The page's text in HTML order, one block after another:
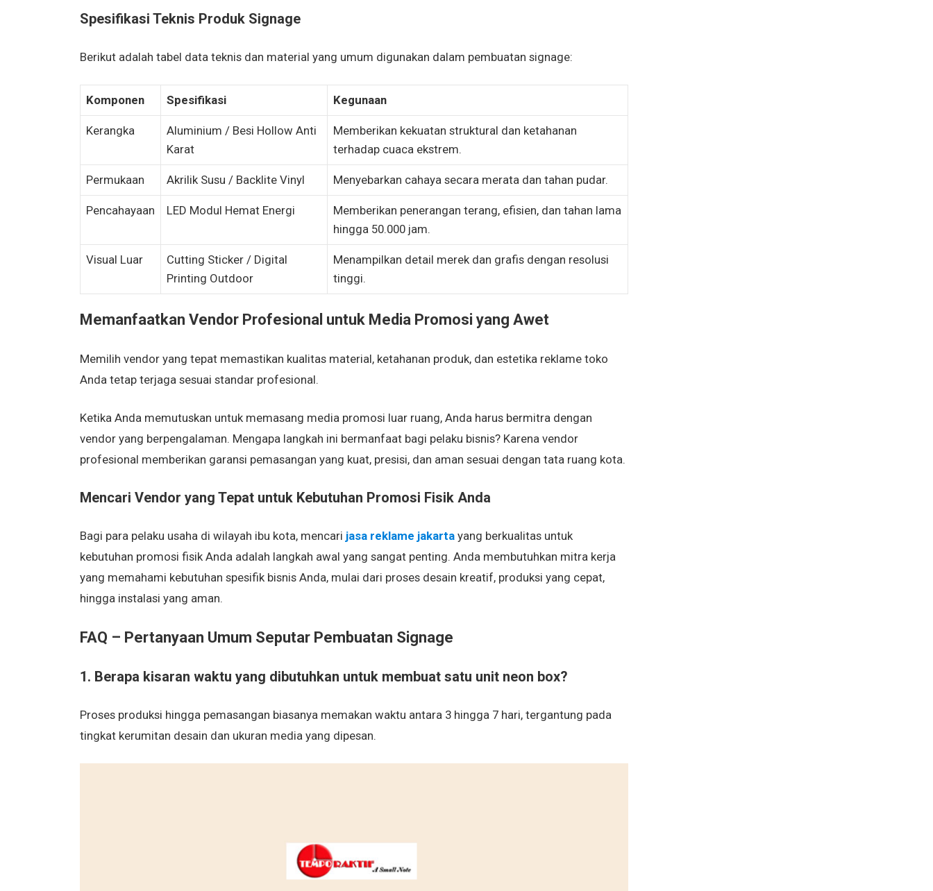
Spesifikasi Teknis Produk Signage
Berikut adalah tabel data teknis dan material yang umum digunakan dalam pembuatan signage:
Komponen Spesifikasi Kegunaan
Kerangka
Aluminium / Besi Hollow Anti
Karat
Memberikan kekuatan struktural dan ketahanan
terhadap cuaca ekstrem.
Permukaan Akrilik Susu / Backlite Vinyl Menyebarkan cahaya secara merata dan tahan pudar.
Pencahayaan LED Modul Hemat Energi
Memberikan penerangan terang, efisien, dan tahan lama
hingga 50.000 jam.
Visual Luar
Cutting Sticker / Digital
Printing Outdoor
Menampilkan detail merek dan grafis dengan resolusi
tinggi.
Memanfaatkan Vendor Profesional untuk Media Promosi yang Awet
Memilih vendor yang tepat memastikan kualitas material, ketahanan produk, dan estetika reklame toko
Anda tetap terjaga sesuai standar profesional.
Ketika Anda memutuskan untuk memasang media promosi luar ruang, Anda harus bermitra dengan
vendor yang berpengalaman. Mengapa langkah ini bermanfaat bagi pelaku bisnis? Karena vendor
profesional memberikan garansi pemasangan yang kuat, presisi, dan aman sesuai dengan tata ruang kota.
Mencari Vendor yang Tepat untuk Kebutuhan Promosi Fisik Anda
Bagi para pelaku usaha di wilayah ibu kota, mencari jasa reklame jakartayang berkualitas untuk
kebutuhan promosi fisik Anda adalah langkah awal yang sangat penting. Anda membutuhkan mitra kerja
yang memahami kebutuhan spesifik bisnis Anda, mulai dari proses desain kreatif, produksi yang cepat,
hingga instalasi yang aman.
FAQ – Pertanyaan Umum Seputar Pembuatan Signage
1. Berapa kisaran waktu yang dibutuhkan untuk membuat satu unit neon box?
Proses produksi hingga pemasangan biasanya memakan waktu antara 3 hingga 7 hari, tergantung pada
tingkat kerumitan desain dan ukuran media yang dipesan.